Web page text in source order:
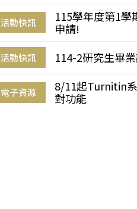
活動快訊
115學年度第1學
申請!
活動快訊 114-2研究生畢
電子資源
8/11起Turnitin
對功能